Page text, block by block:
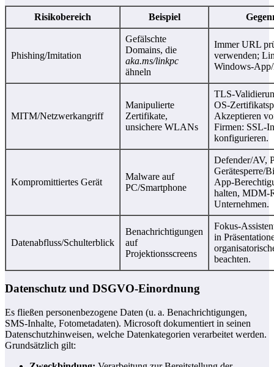
Risikobereich Beispiel
Phishing/Imitation
Gefälschte
Domains, die
aka.ms/linkpc
ähneln
Immer URL
verwenden;
MITM/Netzwerkangriff
Manipulierte
Zertifikate,
unsichere WLANs
Akzeptieren
Firmen:
konfigurieren.
Kompromittiertes Gerät
Malware auf
PC/Smartphone
Defender/AV,
Gerätesperre/
halten,
Unternehmen.
Datenabfluss/Schulterblick
Benachrichtigungen
auf
Projektionsscreens
in
beachten.
Datenschutz und DSGVO‑Einordnung
Es fließen personenbezogene Daten (u. a. Benachrichtigungen,
SMS‑Inhalte, Fotometadaten). Microsoft dokumentiert in seinen
Datenschutzhinweisen, welche Datenkategorien verarbeitet werden.
Grundsätzlich gilt: